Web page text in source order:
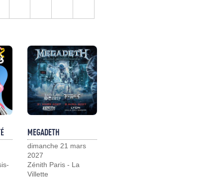
MEGADETH
dimanche 21 mars
2027
Zénith Paris - La
Villette